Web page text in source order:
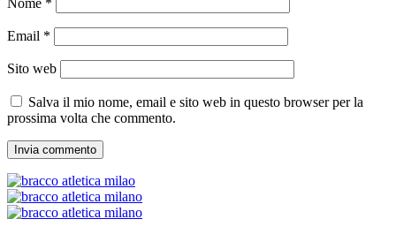
Nome *
Email *
Sito web
Salva il mio nome, email e sito web in questo browser per la
prossima volta che commento.